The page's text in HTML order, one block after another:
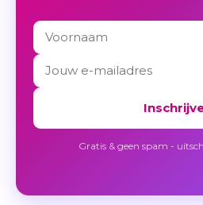
Gratis & geen spam -